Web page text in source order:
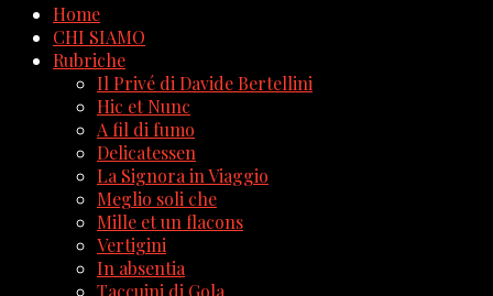
Home
CHI SIAMO
Rubriche
Il Privé di Davide Bertellini
Hic et Nunc
A fil di fumo
Delicatessen
La Signora in Viaggio
Meglio soli che
Mille et un flacons
Vertigini
In absentia
Taccuini di Gola